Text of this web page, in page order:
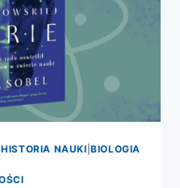
NAUKI |BIOLOGIA